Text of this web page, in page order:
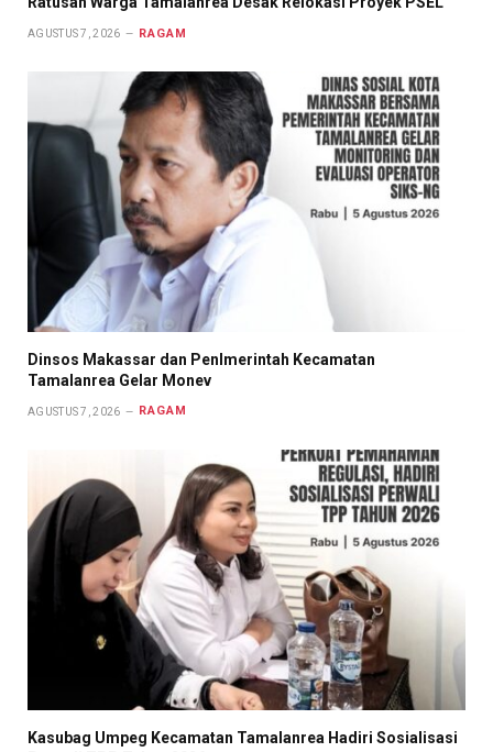
AGUSTUS 7, 2026 RAGAM
Dinsos Makassar dan Penlmerintah Kecamatan
Tamalanrea Gelar Monev
AGUSTUS 7, 2026 RAGAM
Kasubag Umpeg Kecamatan Tamalanrea Hadiri Sosialisasi